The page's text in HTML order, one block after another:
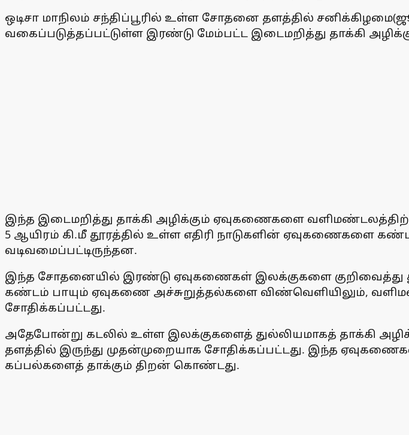
ஒடிசா மாநிலம் சந்திப்பூரில் உள்ள சோதனை தளத்தில்
வகைப்படுத்தப்பட்டுள்ள இரண்டு மேம்பட்ட இடைமறித்து தாக்கி
இந்த இடைமறித்து தாக்கி அழிக்கும் ஏவுகணைகளை
5 ஆயிரம் கி.மீ தூரத்தில் உள்ள எதிரி நாடுகளின் ஏவுகணைகளை
வடிவமைப்பட்டிருந்தன.
இந்த சோதனையில் இரண்டு ஏவுகணைகள் இலக்குகளை குறிவைத்து
கண்டம் பாயும் ஏவுகணை அச்சுறுத்தல்களை விண்வெளியிலும்,
சோதிக்கப்பட்டது.
அதேபோன்று கடலில் உள்ள இலக்குகளைத் துல்லியமாகத் தாக்கி
தளத்தில் இருந்து முதன்முறையாக சோதிக்கப்பட்டது. இந்த
கப்பல்களைத் தாக்கும் திறன் கொண்டது.